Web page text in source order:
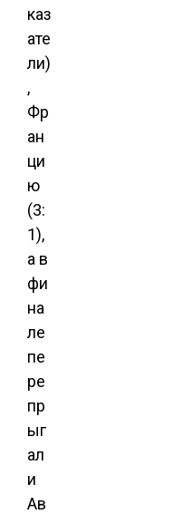
каз
ате
ли)
,
Фр
ан
ци
ю
(3:
1),
а в
фи
на
ле
пе
ре
пр
ыг
ал
и
Ав